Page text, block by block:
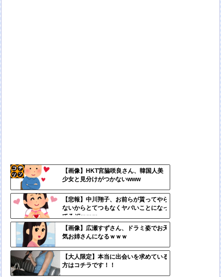
【画像】HKT宮脇咲良さん、韓国人美
少女と見分けがつかないwww
【悲報】中川翔子、お前らが貰ってやら
ないからとてつもなくヤバいことになっ
てるぞｗｗｗ
【画像】広瀬すずさん、ドラミ姿でお天
気お姉さんになるｗｗｗ
【大人限定】本当に出会いを求めている
方はコチラです！！
コテ
リン
定リ
ンク
自動
更新